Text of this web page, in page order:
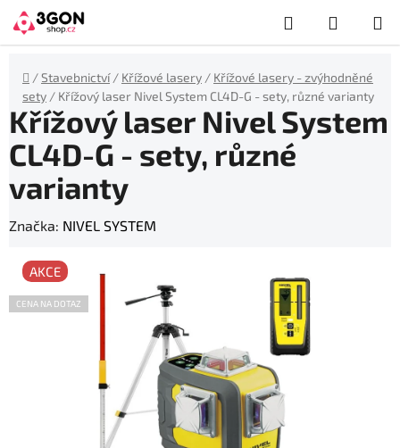
Přejít
na
obsah
Hledat
KOŠÍK
Domů
/Stavebnictví / Křížové lasery / Křížové lasery - zvýhodněné
sety / Křížový laser Nivel System CL4D-G - sety, různé varianty
Křížový laser Nivel System
CL4D-G - sety, různé
varianty
Značka: NIVEL SYSTEM
AKCE
CENA NA DOTAZ